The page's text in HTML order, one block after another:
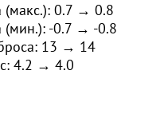
(макс.): 0.7 → 0.8
(мин.): -0.7 → -0.8
13 → 14
4.2 → 4.0